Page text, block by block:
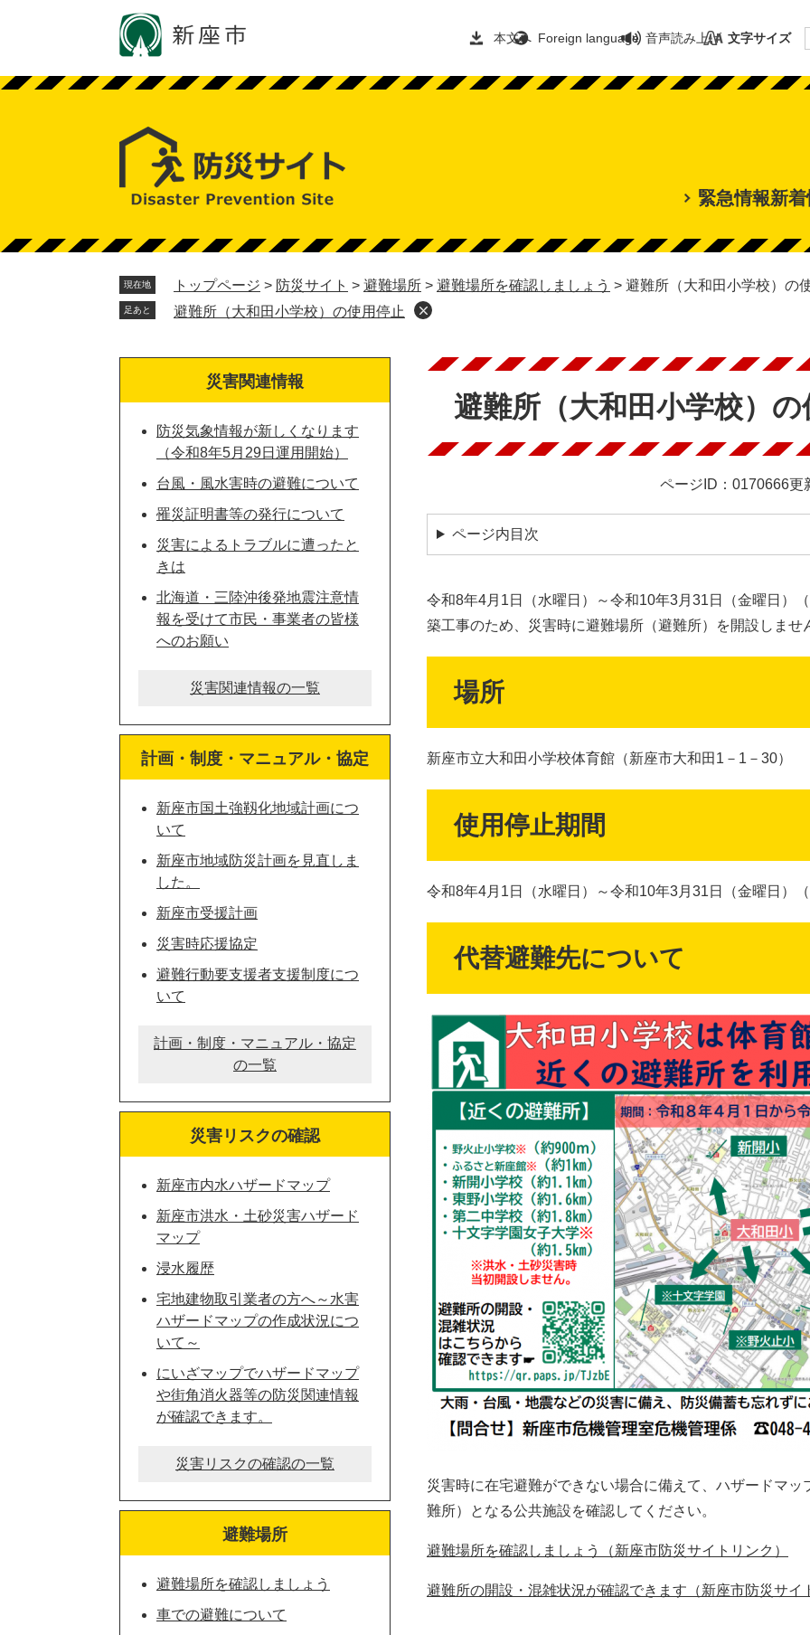
の
ー
へ
本文へ Foreign language 音声読み上げ 文字サイズ
緊急情報新
現在地 トップページ > 防災サイト > 避難場所 > 避難場所を確認しましょう > 避難所（大和田小学校）の
足あと 避難所（大和田小学校）の使用停止
本
避難所（大和田小学校）
ページID：0170666更
ページ内目次
令和8年4月1日（水曜日）～令和10年3月31日（金曜日）
築工事のため、災害時に避難場所（避難所）を開設しませ
場所
新座市立大和田小学校体育館（新座市大和田1－1－30）
使用停止期間
令和8年4月1日（水曜日）～令和10年3月31日（金曜日）
代替避難先について
災害時に在宅避難ができない場合に備えて、ハザードマ
難所）となる公共施設を確認してください。
避難場所を確認しましょう（新座市防災サイトリンク）
避難所の開設・混雑状況が確認できます（新座市防災サイ
災害関連情報
防災気象情報が新しくなります
（令和8年5月29日運用開始）
台風・風水害時の避難について
罹災証明書等の発行について
災害によるトラブルに遭ったと
きは
北海道・三陸沖後発地震注意情
報を受けて市民・事業者の皆様
へのお願い
災害関連情報の一覧
計画・制度・マニュアル・協定
新座市国土強靱化地域計画につ
いて
新座市地域防災計画を見直しま
した。
新座市受援計画
災害時応援協定
避難行動要支援者支援制度につ
いて
計画・制度・マニュアル・協定
の一覧
災害リスクの確認
新座市内水ハザードマップ
新座市洪水・土砂災害ハザード
マップ
浸水履歴
宅地建物取引業者の方へ～水害
ハザードマップの作成状況につ
いて～
にいざマップでハザードマップ
や街角消火器等の防災関連情報
が確認できます。
災害リスクの確認の一覧
避難場所
避難場所を確認しましょう
車での避難について